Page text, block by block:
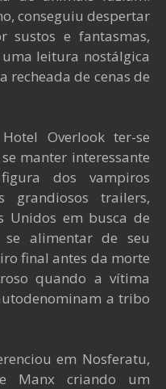
conseguiu despertar
sustos e fantasmas,
leitura nostálgica
recheada de cenas de
Overlook ter-se
manter interessante
dos vampiros
grandiosos trailers,
Unidos em busca de
alimentar de seu
final antes da morte
quando a vítima
a tribo
em Nosferatu,
Manx criando um